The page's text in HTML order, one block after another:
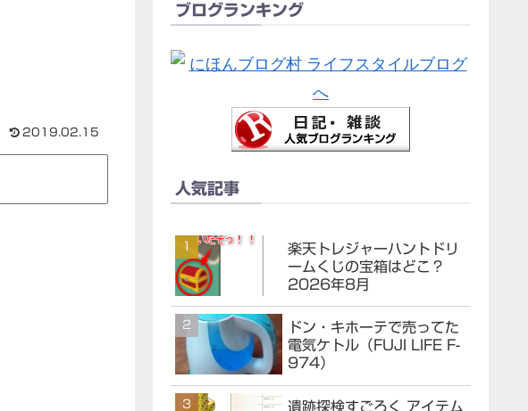
2019.02.15
ブログランキング
人気記事
楽天トレジャーハントドリ
ームくじの宝箱はどこ？
2026年8月
ドン・キホーテで売ってた
電気ケトル（FUJI LIFE F-
974）
遺跡探検すごろく アイテム